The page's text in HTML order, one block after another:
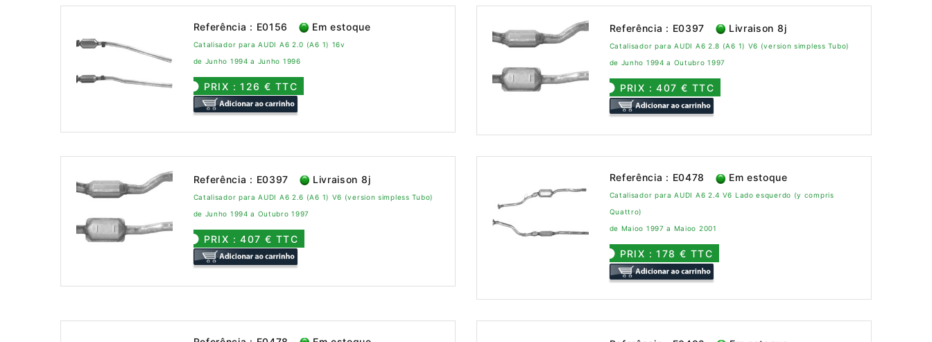
Referência : E0156 Em estoque
Catalisador para AUDI A6 2.0 (A6 1) 16v
de Junho 1994 a Junho 1996
PRIX : 126 € TTC
Referência : E0397 Livraison 8j
Catalisador para AUDI A6 2.8 (A6 1) V6 (version simpless Tubo)
de Junho 1994 a Outubro 1997
PRIX : 407 € TTC
Referência : E0397 Livraison 8j
Catalisador para AUDI A6 2.6 (A6 1) V6 (version simpless Tubo)
de Junho 1994 a Outubro 1997
PRIX : 407 € TTC
Referência : E0478 Em estoque
Catalisador para AUDI A6 2.4 V6 Lado esquerdo (y compris
Quattro)
de Maioo 1997 a Maioo 2001
PRIX : 178 € TTC